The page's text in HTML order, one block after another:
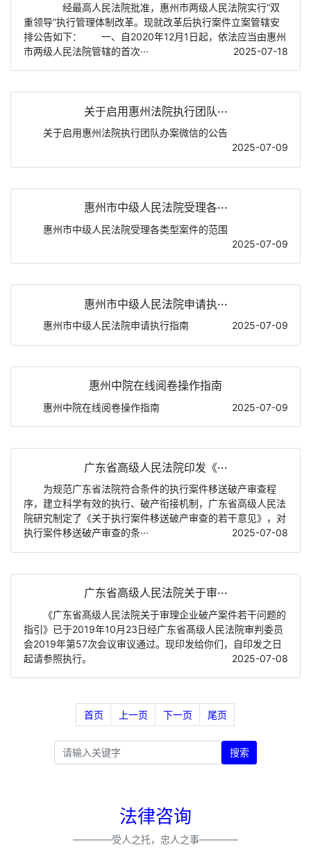
经最高人民法院批准，惠州市两级人民法院实行“双
重领导”执行管理体制改革。现就改革后执行案件立案管辖安
排公告如下： 一、自2020年12月1日起，依法应当由惠州
市两级人民法院管辖的首次···
2025-07-18
关于启用惠州法院执行团队···
关于启用惠州法院执行团队办案微信的公告
2025-07-09
惠州市中级人民法院受理各···
惠州市中级人民法院受理各类型案件的范围
2025-07-09
惠州市中级人民法院申请执···
惠州市中级人民法院申请执行指南 2025-07-09
惠州中院在线阅卷操作指南
惠州中院在线阅卷操作指南 2025-07-09
广东省高级人民法院印发《···
为规范广东省法院符合条件的执行案件移送破产审查程
序，建立科学有效的执行、破产衔接机制，广东省高级人民法
院研究制定了《关于执行案件移送破产审查的若干意见》，对
执行案件移送破产审查的条···
2025-07-08
广东省高级人民法院关于审···
《广东省髙级人民法院关于审理企业破产案件若干问题的
指引》已于2019年10月23日经广东省髙级人民法院审判委员
会2019年第57次会议审议通过。现印发给你们，自印发之日
起请参照执行。
2025-07-08
首页 上一页 下一页 尾页
搜索
法律咨询
————受人之托，忠人之事————